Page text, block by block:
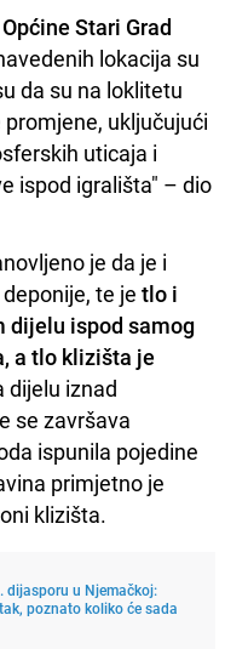
Općine Stari Grad
lokacija su
da su na loklitetu
uključujući
uticaja i
ispod igrališta" – dio
je da je i
te je tlo i
dijelu ispod samog
a tlo klizišta je
dijelu iznad
se završava
ispunila pojedine
primjetno je
klizišta.
dijasporu u Njemačkoj:
poznato koliko će sada